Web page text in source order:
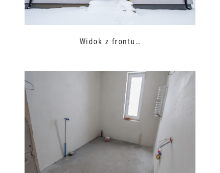
Widok z frontu…